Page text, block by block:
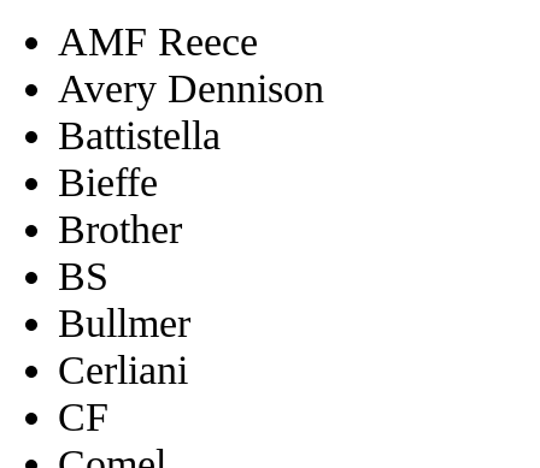
AMF Reece
Avery Dennison
Battistella
Bieffe
Brother
BS
Bullmer
Cerliani
CF